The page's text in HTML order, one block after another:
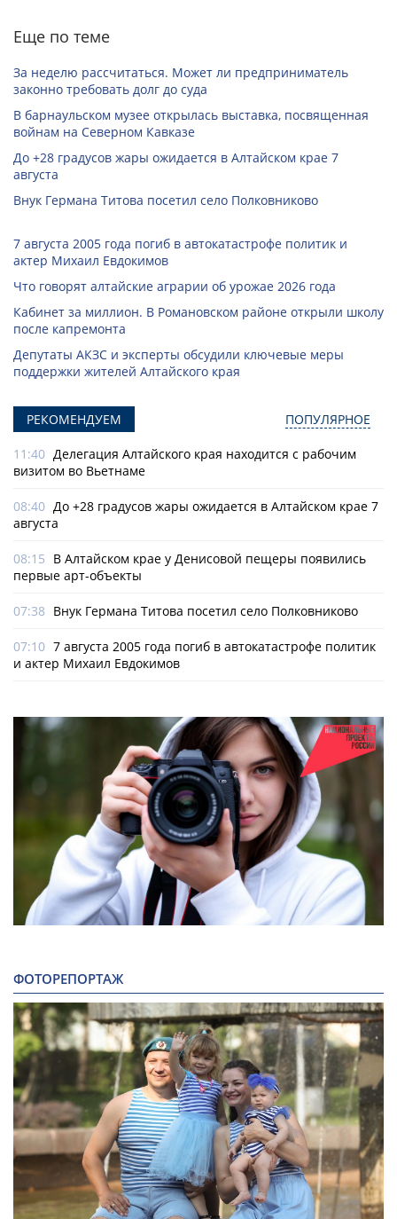
Еще по теме
За неделю рассчитаться. Может ли предприниматель
законно требовать долг до суда
В барнаульском музее открылась выставка, посвященная
войнам на Северном Кавказе
До +28 градусов жары ожидается в Алтайском крае 7
августа
Внук Германа Титова посетил село Полковниково
7 августа 2005 года погиб в автокатастрофе политик и
актер Михаил Евдокимов
Что говорят алтайские аграрии об урожае 2026 года
Кабинет за миллион. В Романовском районе открыли школу
после капремонта
Депутаты АКЗС и эксперты обсудили ключевые меры
поддержки жителей Алтайского края
РЕКОМЕНДУЕМ ПОПУЛЯРНОЕ
11:40 Делегация Алтайского края находится с рабочим
визитом во Вьетнаме
08:40 До +28 градусов жары ожидается в Алтайском крае 7
августа
08:15 В Алтайском крае у Денисовой пещеры появились
первые арт-объекты
07:38 Внук Германа Титова посетил село Полковниково
07:10 7 августа 2005 года погиб в автокатастрофе политик
и актер Михаил Евдокимов
ФОТОРЕПОРТАЖ